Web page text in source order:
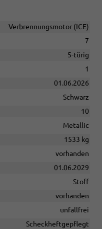
Verbrennungsmotor (ICE)
7
5-türig
1
01.06.2026
Schwarz
10
Metallic
1533 kg
vorhanden
01.06.2029
Stoff
vorhanden
unfallfrei
Scheckheftgepflegt